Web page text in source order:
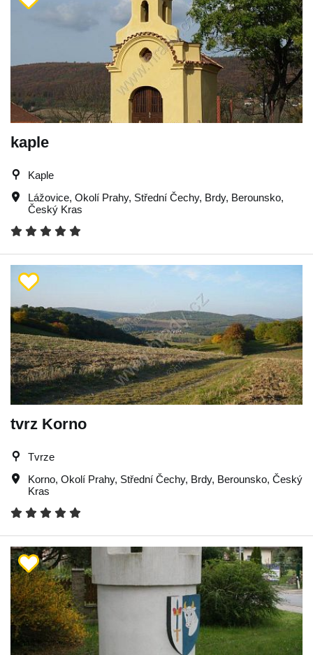
kaple
Kaple
Lážovice, Okolí Prahy, Střední Čechy, Brdy, Berounsko,
Český Kras
tvrz Korno
Tvrze
Korno, Okolí Prahy, Střední Čechy, Brdy, Berounsko, Český
Kras